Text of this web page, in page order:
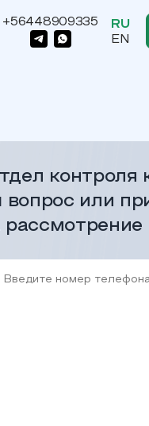
+56448909335
RU
EN
контроля
или